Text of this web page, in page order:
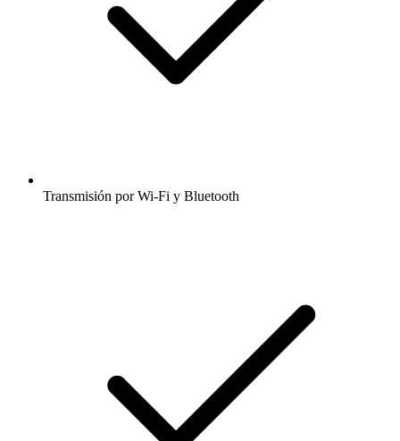
Transmisión por Wi-Fi y Bluetooth